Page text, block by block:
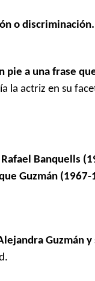
o discriminación.
pie a una frase
la actriz en su
Banquells
Guzmán
Guzmán